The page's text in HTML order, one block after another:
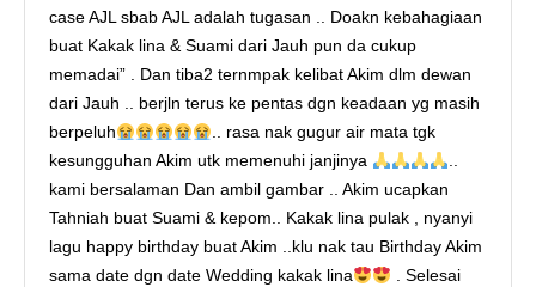
case AJL sbab AJL adalah tugasan .. Doakn kebahagiaan
buat Kakak lina & Suami dari Jauh pun da cukup
memadai” . Dan tiba2 ternmpak kelibat Akim dlm dewan
dari Jauh .. berjln terus ke pentas dgn keadaan yg masih
berpeluh
.. rasa nak gugur air mata tgk
kesungguhan Akim utk memenuhi janjinya
..
kami bersalaman Dan ambil gambar .. Akim ucapkan
Tahniah buat Suami & kepom.. Kakak lina pulak , nyanyi
lagu happy birthday buat Akim ..klu nak tau Birthday Akim
sama date dgn date Wedding kakak lina
. Selesai